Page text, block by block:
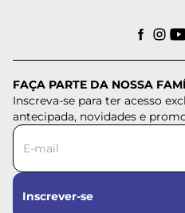
FAÇA PARTE DA NOSSA
Inscreva-se para ter acesso
antecipada, novidades e
Inscrever-se